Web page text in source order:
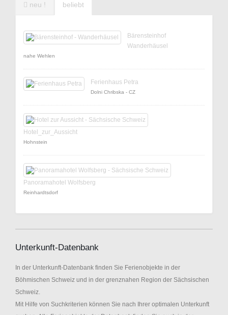
neu ! beliebt
Bärensteinhof
Wanderhäusel
nahe Wehlen
Ferienhaus Petra
Dolni Chribska - CZ
Hotel_zur_Aussicht
Hohnstein
Panoramahotel Wolfsberg
Reinhardtsdorf
Unterkunft-Datenbank
In der Unterkunft-Datenbank finden Sie Ferienobjekte in der
Böhmischen Schweiz und in der grenznahen Region der Sächsischen
Schweiz.
Mit Hilfe von Suchkriterien können Sie nach Ihrer optimalen Unterkunft